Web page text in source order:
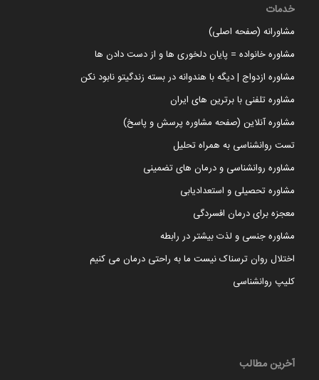
خدمات
مشاورانه (صفحه اصلی)
مشاوره خانواده = پایان دلخوری ها و از دست دادن ها
مشاوره ازدواج | دیگه با هندوانه در بسته زندگیتو نابود نکن
مشاوره تلفنی با برترین های ایران
مشاوره آنلاین (صفحه مشاوره پرسش و پاسخ)
تست روانشناسی به همراه تحلیل
مشاوره روانشناسی و درمان های تضمینی
مشاوره تحصیلی و استعدادیابی
معجزه برای درمان افسردگی
مشاوره جنسی و لذت بیشتر در رابطه
اختلال روان ترسناک نیست ما به راحتی درمان می کنیم
کلیپ روانشناسی
آخرین مطالب